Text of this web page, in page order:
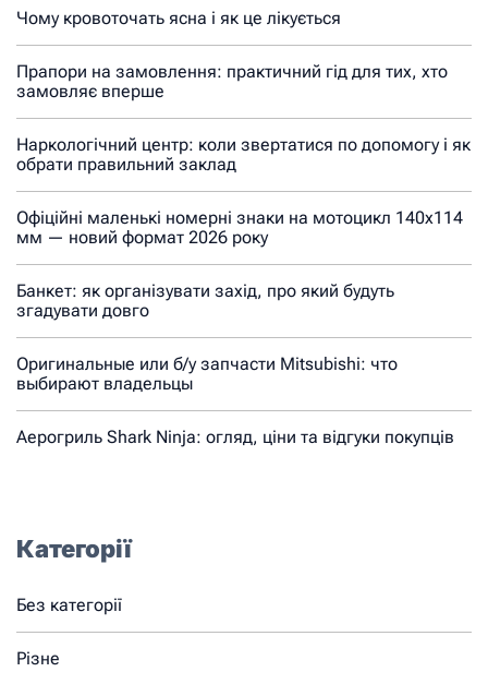
Чому кровоточать ясна і як це лікується
Прапори на замовлення: практичний гід для тих, хто
замовляє вперше
Наркологічний центр: коли звертатися по допомогу і як
обрати правильний заклад
Офіційні маленькі номерні знаки на мотоцикл 140х114
мм — новий формат 2026 року
Банкет: як організувати захід, про який будуть
згадувати довго
Оригинальные или б/у запчасти Mitsubishi: что
выбирают владельцы
Аерогриль Shark Ninja: огляд, ціни та відгуки покупців
Категорії
Без категорії
Різне